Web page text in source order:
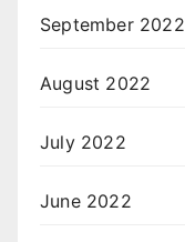
September 2022
August 2022
July 2022
June 2022